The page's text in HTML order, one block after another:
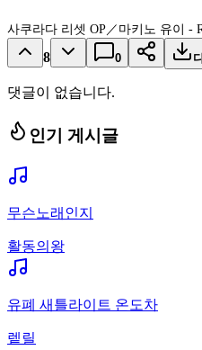
사쿠라다 리셋 OP／마키노 유이 -
8 0
댓글이 없습니다.
인기 게시글
무슨노래인지
활동의왕
유폐 새틀라이트 온도차
렡릴